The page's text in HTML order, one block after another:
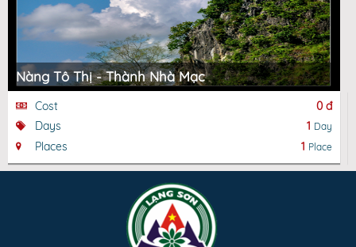
Nàng Tô Thị - Thành Nhà Mạc
Cost
0 đ
Days
1 Day
Places 1 Place